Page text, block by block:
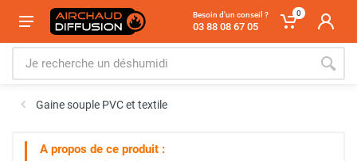
Besoin d'un conseil ?
03 88 08 67 05
0
Gaine souple PVC et textile
A propos de ce produit :